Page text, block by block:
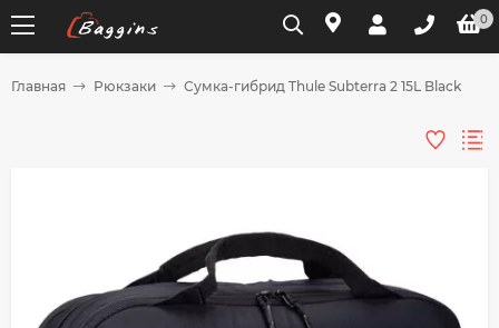
0
Главная Рюкзаки Сумка-гибрид Thule Subterra 2 15L Black
без переплат